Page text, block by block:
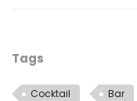
Tags
Cocktail Bar